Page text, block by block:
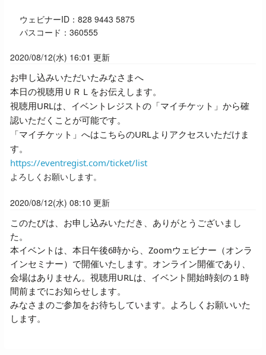
ウェビナーID：828 9443 5875
パスコード：360555
2020/08/12(水) 16:01 更新
お申し込みいただいたみなさまへ
本日の視聴用ＵＲＬをお伝えします。
視聴用URLは、イベントレジストの「マイチケット」から確
認いただくことが可能です。
「マイチケット」へはこちらのURLよりアクセスいただけま
す。
https://eventregist.com/ticket/list
よろしくお願いします。
2020/08/12(水) 08:10 更新
このたびは、お申し込みいただき、ありがとうございまし
た。
本イベントは、本日午後6時から、Zoomウェビナー（オンラ
インセミナー）で開催いたします。オンライン開催であり、
会場はありません。 視聴用URLは、イベント開始時刻の１時
間前までにお知らせします。
みなさまのご参加をお待ちしています。よろしくお願いいた
します。